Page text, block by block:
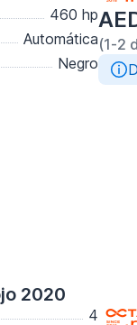
460 hp
Automática
Negro
(1-2
2020
4